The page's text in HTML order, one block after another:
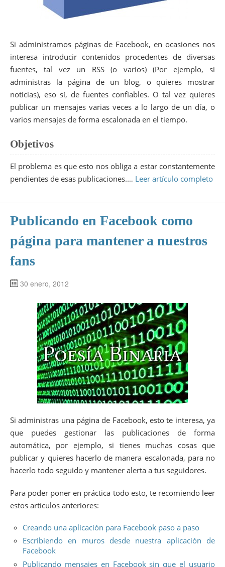
Si administramos páginas de Facebook, en ocasiones nos
interesa introducir contenidos procedentes de diversas
fuentes, tal vez un RSS (o varios) (Por ejemplo, si
administras la página de un blog, o quieres mostrar
noticias), eso sí, de fuentes confiables. O tal vez quieres
publicar un mensajes varias veces a lo largo de un día, o
varios mensajes de forma escalonada en el tiempo.
Objetivos
El problema es que esto nos obliga a estar constantemente
pendientes de esas publicaciones.… Leer artículo completo
Publicando en Facebook como
página para mantener a nuestros
fans
30 enero, 2012
Si administras una página de Facebook, esto te interesa, ya
que puedes gestionar las publicaciones de forma
automática, por ejemplo, si tienes muchas cosas que
publicar y quieres hacerlo de manera escalonada, para no
hacerlo todo seguido y mantener alerta a tus seguidores.
Para poder poner en práctica todo esto, te recomiendo leer
estos artículos anteriores:
Creando una aplicación para Facebook paso a paso
Escribiendo en muros desde nuestra aplicación de
Facebook
Publicando mensajes en Facebook sin que el usuario